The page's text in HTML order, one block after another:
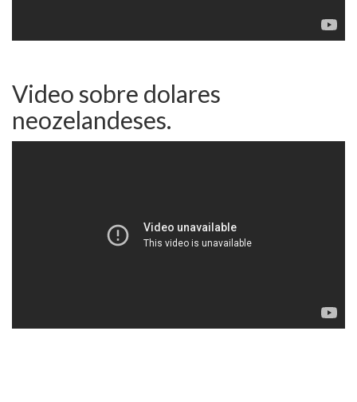
Video sobre dolares
neozelandeses.